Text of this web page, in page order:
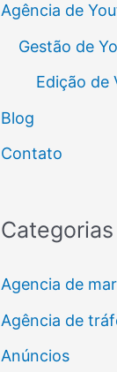
Agência de
Gestão de
Edição de
Blog
Contato
Categorias
Agencia de
Agência de
Anúncios